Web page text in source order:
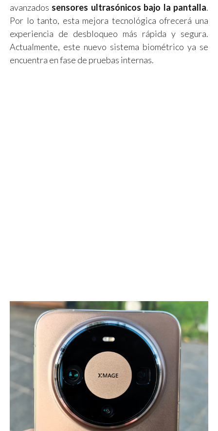
avanzados sensores ultrasónicos bajo la pantalla.
Por lo tanto, esta mejora tecnológica ofrecerá una
experiencia de desbloqueo más rápida y segura.
Actualmente, este nuevo sistema biométrico ya se
encuentra en fase de pruebas internas.